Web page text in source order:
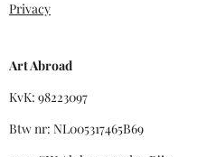
Privacy
Art Abroad
KvK: 98223097
Btw nr: NL005317465B69